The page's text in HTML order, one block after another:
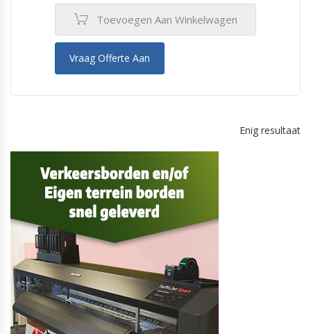
Toevoegen Aan Winkelwagen
Vraag Offerte Aan
Enig resultaat